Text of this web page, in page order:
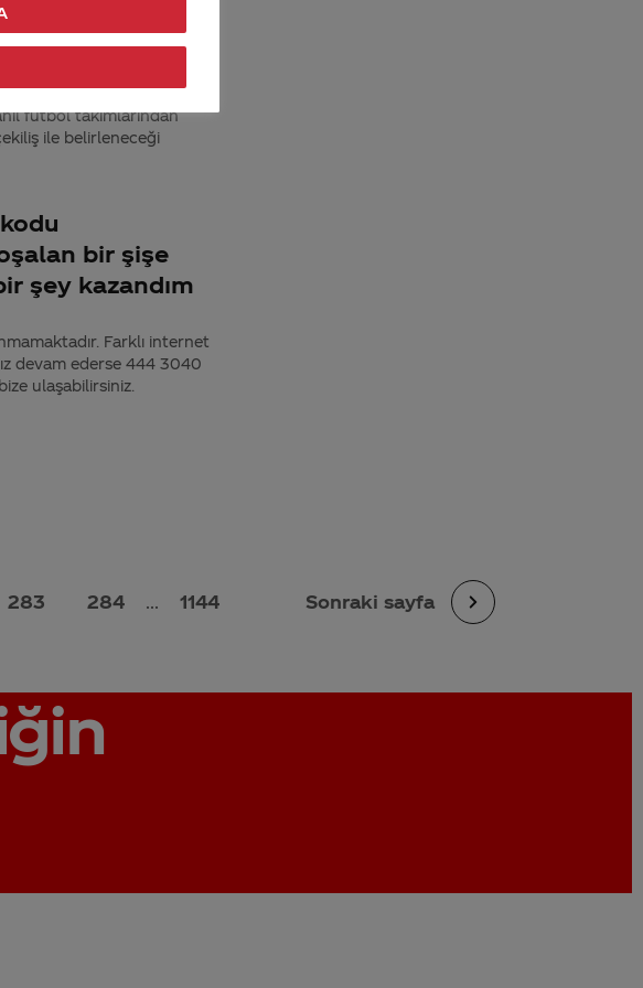
halkalarından çıkan
sitesinden
futbol takımlarından
ile belirleneceği
bir şişe
şey kazandım
Farklı internet
devam ederse 444 3040
ulaşabilirsiniz.
283 284 ... 1144 Sonraki sayfa